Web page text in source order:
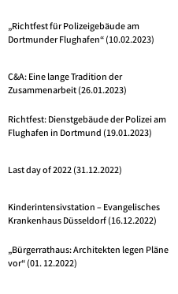
„Richtfest für Polizeigebäude am
Dortmunder Flughafen“ (10.02.2023)
C&A: Eine lange Tradition der
Zusammenarbeit (26.01.2023)
Richtfest: Dienstgebäude der Polizei am
Flughafen in Dortmund (19.01.2023)
Last day of 2022 (31.12.2022)
Kinderintensivstation – Evangelisches
Krankenhaus Düsseldorf (16.12.2022)
„Bürgerrathaus: Architekten legen Pläne
vor“ (01. 12.2022)